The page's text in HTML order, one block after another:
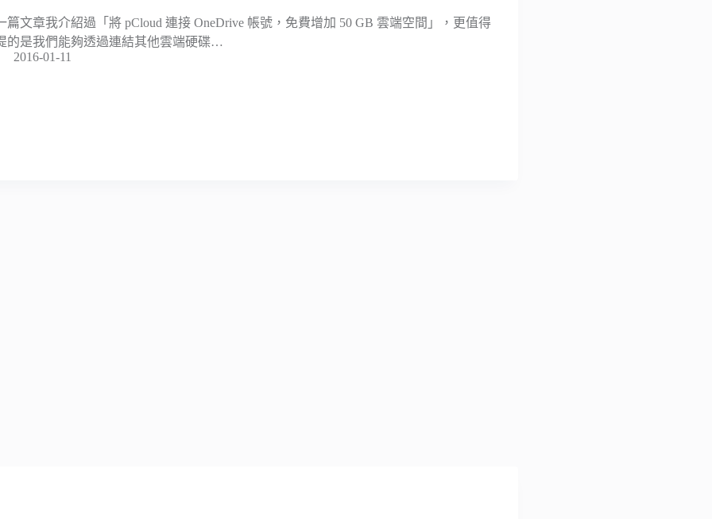
篇文章我介紹過「將 pCloud 連接 OneDrive 帳號，免費增加 50 GB 雲端空間」，更值得
的是我們能夠透過連結其他雲端硬碟…
2016-01-11